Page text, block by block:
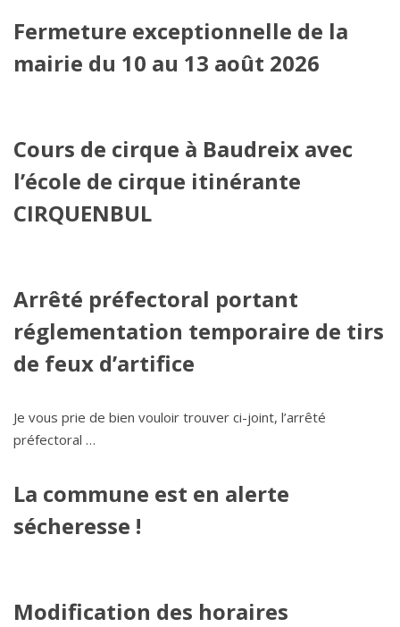
Fermeture exceptionnelle de la
mairie du 10 au 13 août 2026
Cours de cirque à Baudreix avec
l’école de cirque itinérante
CIRQUENBUL
Arrêté préfectoral portant
réglementation temporaire de tirs
de feux d’artifice
Je vous prie de bien vouloir trouver ci-joint, l’arrêté
préfectoral …
La commune est en alerte
sécheresse !
Modification des horaires